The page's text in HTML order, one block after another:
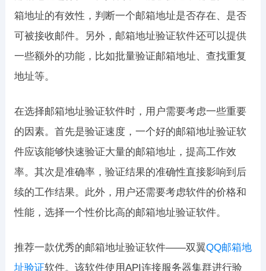
箱地址的有效性，判断一个邮箱地址是否存在、是否
可被接收邮件。另外，邮箱地址验证软件还可以提供
一些额外的功能，比如批量验证邮箱地址、查找重复
地址等。
在选择邮箱地址验证软件时，用户需要考虑一些重要
的因素。首先是验证速度，一个好的邮箱地址验证软
件应该能够快速验证大量的邮箱地址，提高工作效
率。其次是准确率，验证结果的准确性直接影响到后
续的工作结果。此外，用户还需要考虑软件的价格和
性能，选择一个性价比高的邮箱地址验证软件。
推荐一款优秀的邮箱地址验证软件——双翼QQ邮箱地
址验证软件。该软件使用API连接服务器集群进行验